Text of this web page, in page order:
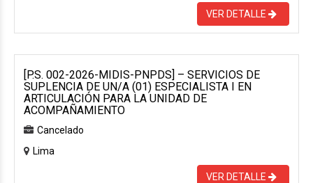
VER DETALLE
[P.S. 002-2026-MIDIS-PNPDS] – SERVICIOS DE
SUPLENCIA DE UN/A (01) ESPECIALISTA I EN
ARTICULACIÓN PARA LA UNIDAD DE
ACOMPAÑAMIENTO
Cancelado
Lima
VER DETALLE